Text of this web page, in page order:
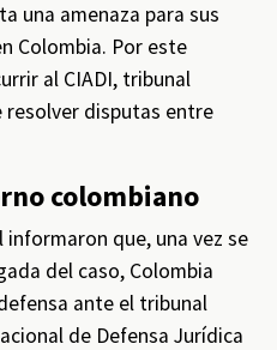
una amenaza para sus
Colombia. Por este
al CIADI, tribunal
disputas entre
colombiano
informaron que, una vez se
del caso, Colombia
ante el tribunal
de Defensa Jurídica